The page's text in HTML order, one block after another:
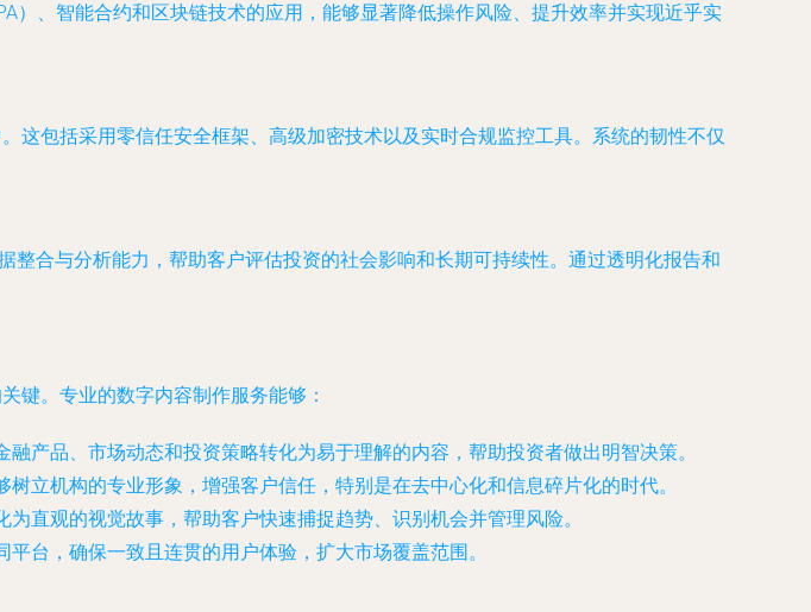
、智能合约和区块链技术的应用，能够显著降低操作风险、提升效率并实现近乎实
包括采用零信任安全框架、高级加密技术以及实时合规监控工具。系统的韧性不仅
合与分析能力，帮助客户评估投资的社会影响和长期可持续性。通过透明化报告和
键。专业的数字内容制作服务能够：
产品、市场动态和投资策略转化为易于理解的内容，帮助投资者做出明智决策。
立机构的专业形象，增强客户信任，特别是在去中心化和信息碎片化的时代。
直观的视觉故事，帮助客户快速捕捉趋势、识别机会并管理风险。
台，确保一致且连贯的用户体验，扩大市场覆盖范围。